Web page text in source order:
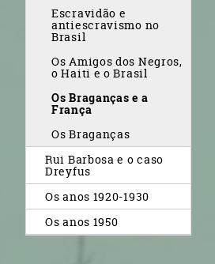
Escravidão e
antiescravismo no
Brasil
Os Amigos dos Negros,
o Haiti e o Brasil
Os Braganças e a
França
Os Braganças
Rui Barbosa e o caso
Dreyfus
Os anos 1920-1930
Os anos 1950